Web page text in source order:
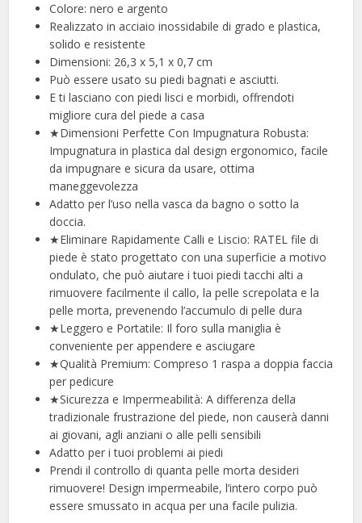
Colore: nero e argento
Realizzato in acciaio inossidabile di grado e plastica,
solido e resistente
Dimensioni: 26,3 x 5,1 x 0,7 cm
Può essere usato su piedi bagnati e asciutti.
E ti lasciano con piedi lisci e morbidi, offrendoti
migliore cura del piede a casa
★Dimensioni Perfette Con Impugnatura Robusta:
Impugnatura in plastica dal design ergonomico, facile
da impugnare e sicura da usare, ottima
maneggevolezza
Adatto per l’uso nella vasca da bagno o sotto la
doccia.
★Eliminare Rapidamente Calli e Liscio: RATEL file di
piede è stato progettato con una superficie a motivo
ondulato, che può aiutare i tuoi piedi tacchi alti a
rimuovere facilmente il callo, la pelle screpolata e la
pelle morta, prevenendo l’accumulo di pelle dura
★Leggero e Portatile: Il foro sulla maniglia è
conveniente per appendere e asciugare
★Qualità Premium: Compreso 1 raspa a doppia faccia
per pedicure
★Sicurezza e Impermeabilità: A differenza della
tradizionale frustrazione del piede, non causerà danni
ai giovani, agli anziani o alle pelli sensibili
Adatto per i tuoi problemi ai piedi
Prendi il controllo di quanta pelle morta desideri
rimuovere! Design impermeabile, l’intero corpo può
essere smussato in acqua per una facile pulizia.